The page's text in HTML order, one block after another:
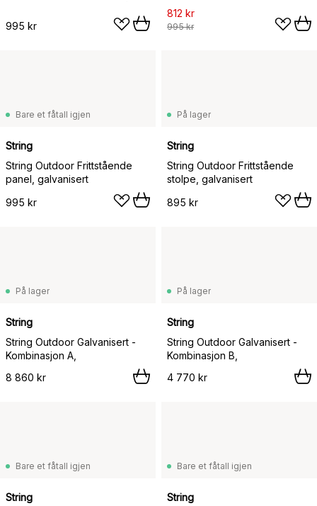
995 kr
812 kr
995 kr
Bare et fåtall igjen
String
String Outdoor Frittstående
panel, galvanisert
995 kr
På lager
String
String Outdoor Frittstående
stolpe, galvanisert
895 kr
På lager
String
String Outdoor Galvanisert -
Kombinasjon A,
8 860 kr
På lager
String
String Outdoor Galvanisert -
Kombinasjon B,
4 770 kr
Bare et fåtall igjen
String
Bare et fåtall igjen
String